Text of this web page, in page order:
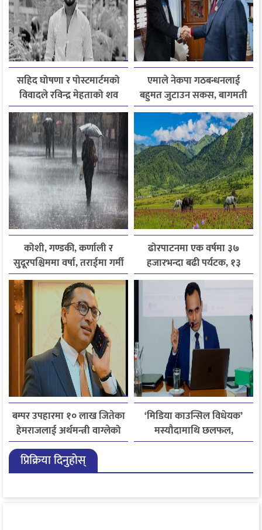
सहिद घोषणा र पोस्टमार्टमको
विवादले रविन्द्र मेहताको शव
एक सातादेखि अस्पतालमै
एमाले नेकपा गठबन्धनलाई
बहुमत जुटाउन सकस, बागमती
सरकार पुनर्गठन अन्योलमा
कोशी, गण्डकी, कर्णाली र
सुदूरपश्चिममा वर्षा, तराईमा गर्मी
बढ्ने अनुमान
ढोरपाटनमा एक वर्षमा ३७
हजारभन्दा बढी पर्यटक, १३
हजारले बढ्यो आगमन
बम्पर उपहारमा १० लाख जितेका
हेमराजलाई अर्थमन्त्री वाग्लेको
फोन, रुपन्देहीकी सपनाले
जितिन् एक लाख
‘मिडिया काउन्सिल विधेयक’
मस्यौदामाथि छलफल,
एआईदेखि पत्रकारको
सुझाव
प्रिक्रिया दिनुहोस्